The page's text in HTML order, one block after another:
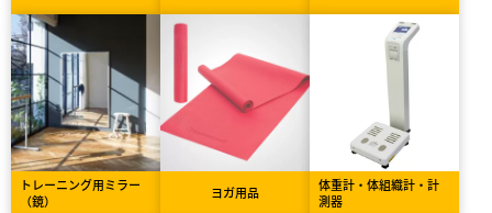
トレーニング用ミラー
（鏡）
ヨガ用品
体重計・体組織計・計
測器